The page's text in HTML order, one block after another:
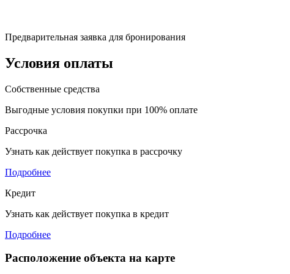
Предварительная заявка для бронирования
Условия оплаты
Собственные средства
Выгодные условия покупки при 100% оплате
Рассрочка
Узнать как действует покупка в рассрочку
Подробнее
Кредит
Узнать как действует покупка в кредит
Подробнее
Расположение объекта на карте